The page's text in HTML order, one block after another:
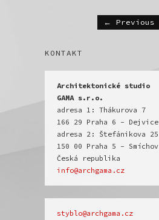
← Previous
KONTAKT
Architektonické studio
GAMA s.r.o.
adresa 1: Thákurova 7
166 29 Praha 6 - Dejvice
adresa 2: Štefánikova 25
150 00 Praha 5 - Smíchov
info@archgama.cz